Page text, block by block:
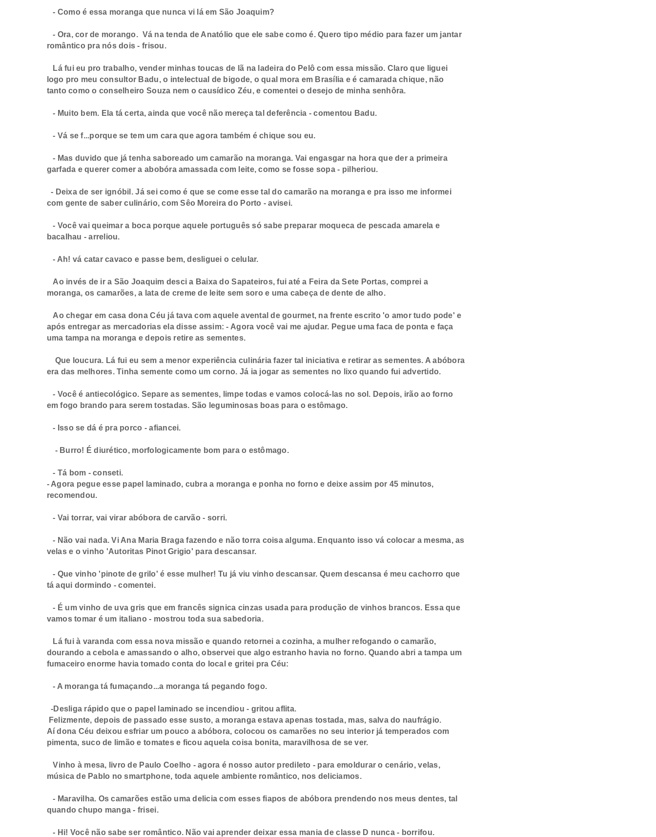
- Como é essa moranga que nunca vi lá em São Joaquim?
- Ora, cor de morango. Vá na tenda de Anatólio que ele sabe como é. Quero tipo médio para fazer um jantar
romântico pra nós dois - frisou.
Lá fui eu pro trabalho, vender minhas toucas de lã na ladeira do Pelô com essa missão. Claro que liguei
logo pro meu consultor Badu, o intelectual de bigode, o qual mora em Brasília e é camarada chique, não
tanto como o conselheiro Souza nem o causídico Zéu, e comentei o desejo de minha senhôra.
- Muito bem. Ela tá certa, ainda que você não mereça tal deferência - comentou Badu.
- Vá se f...porque se tem um cara que agora também é chique sou eu.
- Mas duvido que já tenha saboreado um camarão na moranga. Vai engasgar na hora que der a primeira
garfada e querer comer a abobóra amassada com leite, como se fosse sopa - pilheriou.
- Deixa de ser ignóbil. Já sei como é que se come esse tal do camarão na moranga e pra isso me informei
com gente de saber culinário, com Sêo Moreira do Porto - avisei.
- Você vai queimar a boca porque aquele português só sabe preparar moqueca de pescada amarela e
bacalhau - arreliou.
- Ah! vá catar cavaco e passe bem, desliguei o celular.
Ao invés de ir a São Joaquim desci a Baixa do Sapateiros, fui até a Feira da Sete Portas, comprei a
moranga, os camarões, a lata de creme de leite sem soro e uma cabeça de dente de alho.
Ao chegar em casa dona Céu já tava com aquele avental de gourmet, na frente escrito 'o amor tudo pode' e
após entregar as mercadorias ela disse assim: - Agora você vai me ajudar. Pegue uma faca de ponta e faça
uma tampa na moranga e depois retire as sementes.
Que loucura. Lá fui eu sem a menor experiência culinária fazer tal iniciativa e retirar as sementes. A abóbora
era das melhores. Tinha semente como um corno. Já ia jogar as sementes no lixo quando fui advertido.
- Você é antiecológico. Separe as sementes, limpe todas e vamos colocá-las no sol. Depois, irão ao forno
em fogo brando para serem tostadas. São leguminosas boas para o estômago.
- Isso se dá é pra porco - afiancei.
- Burro! É diurético, morfologicamente bom para o estômago.
- Tá bom - conseti.
- Agora pegue esse papel laminado, cubra a moranga e ponha no forno e deixe assim por 45 minutos,
recomendou.
- Vai torrar, vai virar abóbora de carvão - sorri.
- Não vai nada. Vi Ana Maria Braga fazendo e não torra coisa alguma. Enquanto isso vá colocar a mesma, as
velas e o vinho 'Autoritas Pinot Grigio' para descansar.
- Que vinho 'pinote de grilo' é esse mulher! Tu já viu vinho descansar. Quem descansa é meu cachorro que
tá aqui dormindo - comentei.
- É um vinho de uva gris que em francês signica cinzas usada para produção de vinhos brancos. Essa que
vamos tomar é um italiano - mostrou toda sua sabedoria.
Lá fui à varanda com essa nova missão e quando retornei a cozinha, a mulher refogando o camarão,
dourando a cebola e amassando o alho, observei que algo estranho havia no forno. Quando abri a tampa um
fumaceiro enorme havia tomado conta do local e gritei pra Céu:
- A moranga tá fumaçando...a moranga tá pegando fogo.
-Desliga rápido que o papel laminado se incendiou - gritou aflita.
Felizmente, depois de passado esse susto, a moranga estava apenas tostada, mas, salva do naufrágio.
Aí dona Céu deixou esfriar um pouco a abóbora, colocou os camarões no seu interior já temperados com
pimenta, suco de limão e tomates e ficou aquela coisa bonita, maravilhosa de se ver.
Vinho à mesa, livro de Paulo Coelho - agora é nosso autor predileto - para emoldurar o cenário, velas,
música de Pablo no smartphone, toda aquele ambiente romântico, nos deliciamos.
- Maravilha. Os camarões estão uma delicia com esses fiapos de abóbora prendendo nos meus dentes, tal
quando chupo manga - frisei.
- Hi! Você não sabe ser romântico. Não vai aprender deixar essa mania de classe D nunca - borrifou.